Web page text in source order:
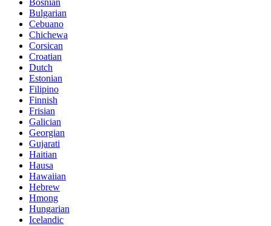
Bulgarian
Cebuano
Chichewa
Corsican
Croatian
Dutch
Estonian
Filipino
Finnish
Frisian
Galician
Georgian
Gujarati
Haitian
Hausa
Hawaiian
Hebrew
Hmong
Hungarian
Icelandic